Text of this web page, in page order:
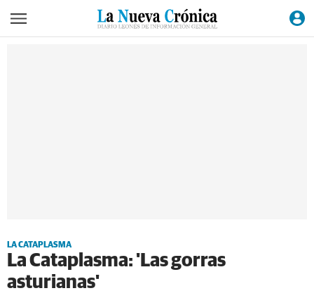
LA CATAPLASMA
La Cataplasma: 'Las gorras
asturianas'